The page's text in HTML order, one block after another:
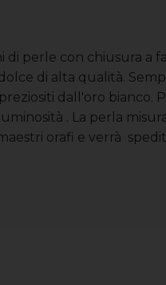
di perle con chiusura a
di alta qualità.
dall'oro bianco.
. La perla
orafi e verrà